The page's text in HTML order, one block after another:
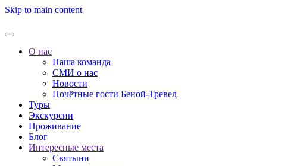
Skip to main content
О нас
Наша команда
СМИ о нас
Новости
Почётные гости Беной-Тревел
Туры
Экскурсии
Проживание
Блог
Интересные места
Святыни